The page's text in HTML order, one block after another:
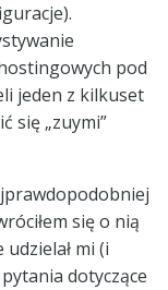
pod
jeden z kilkuset
się „zuymi”
się o nią
udzielał mi (i
dotyczące